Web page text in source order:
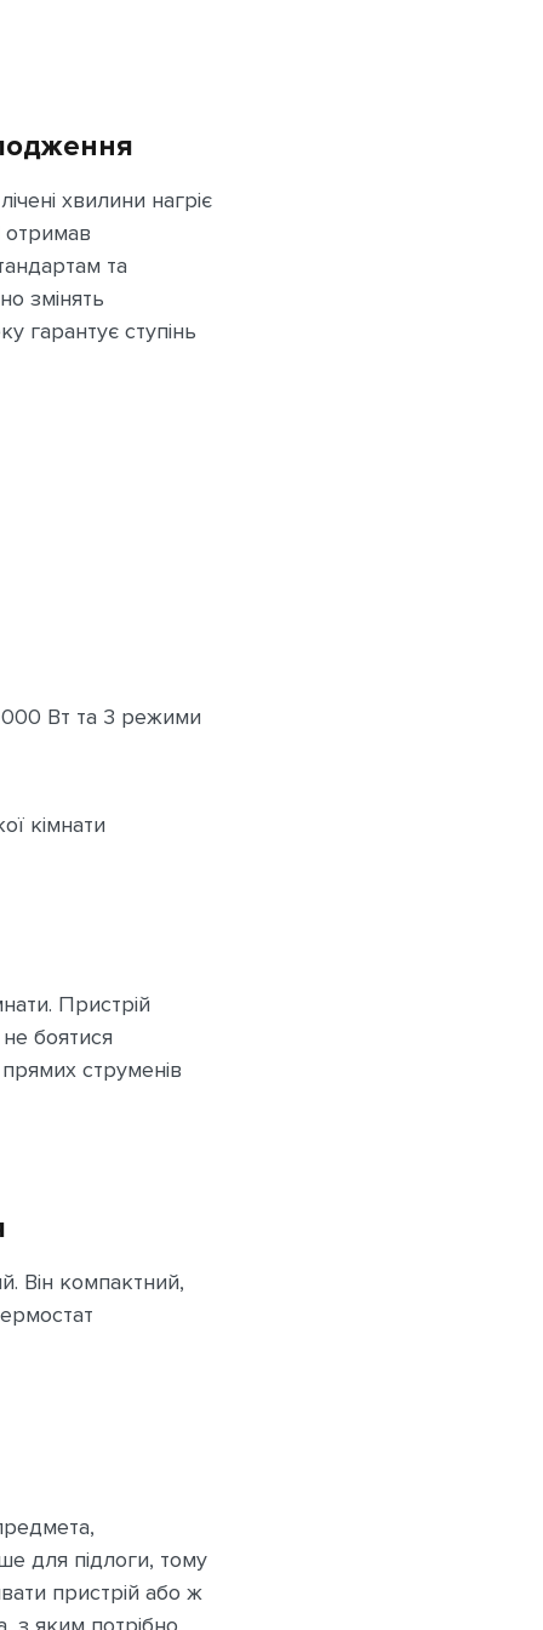
хвилини нагріє
отримав
та
змінять
гарантує ступінь
Вт та 3 режими
кімнати
Пристрій
боятися
струменів
Він компактний,
для підлоги, тому
пристрій або ж